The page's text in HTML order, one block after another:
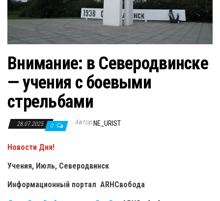
Внимание: в Северодвинске
— учения с боевыми
стрельбами
28.07.2025 0 Автор NE_URIST
Новости Дня!
Учения, Июль, Северодвинск
Информационный портал ARHСвобода